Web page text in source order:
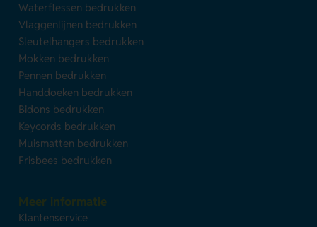
Waterflessen bedrukken
Vlaggenlijnen bedrukken
Sleutelhangers bedrukken
Mokken bedrukken
Pennen bedrukken
Handdoeken bedrukken
Bidons bedrukken
Keycords bedrukken
Muismatten bedrukken
Frisbees bedrukken
Meer informatie
Klantenservice